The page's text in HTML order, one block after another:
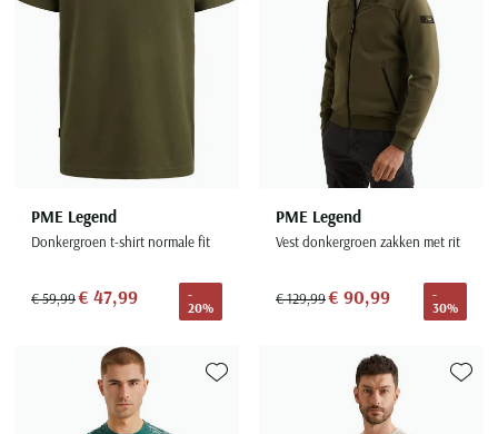
PME Legend
Donkergroen t-shirt normale fit
€ 59,99€ 47,99
-
20%
PME Legend
Vest donkergroen zakken met rit
€ 129,99€ 90,99
-
30%
Toevoegen aan favorieten